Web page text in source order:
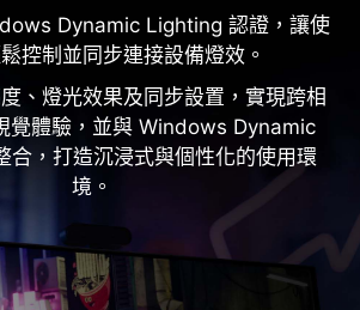
Dynamic Lighting 認證，讓使
控制並同步連接設備燈效。
、燈光效果及同步設置，實現跨相
覺體驗，並與 Windows Dynamic
合，打造沉浸式與個性化的使用環
境。